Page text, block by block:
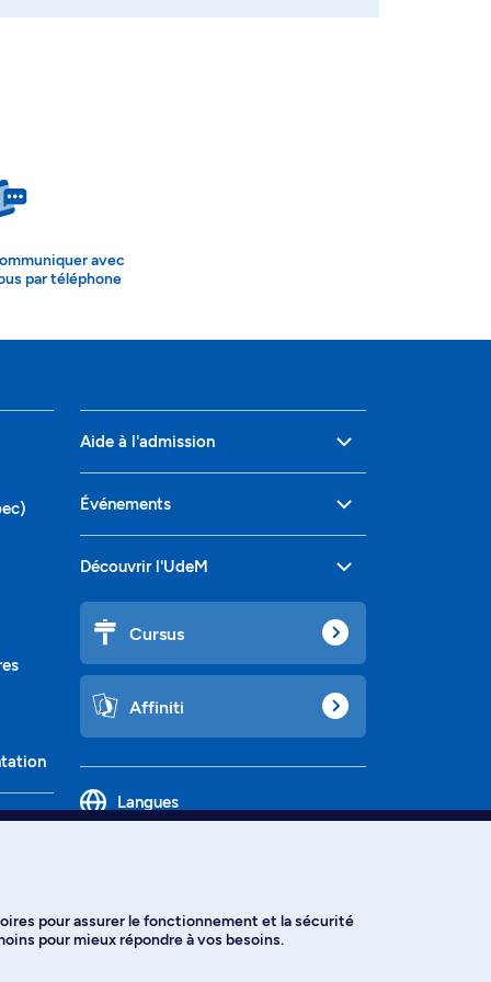
avec
par téléphone
Aide à l'admission
Événements
Découvrir l'UdeM
Cursus
Affiniti
Langues
pour assurer le fonctionnement et la sécurité
pour mieux répondre à vos besoins.